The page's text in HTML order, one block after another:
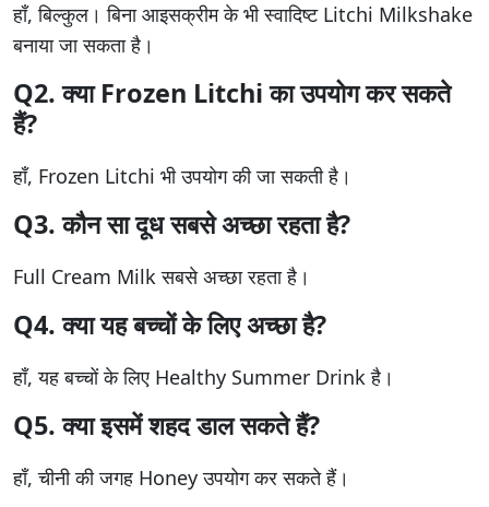
हाँ, बिल्कुल। बिना आइसक्रीम के भी स्वादिष्ट Litchi Milkshake
बनाया जा सकता है।
Q2. क्या Frozen Litchi का उपयोग कर सकते
हैं?
हाँ, Frozen Litchi भी उपयोग की जा सकती है।
Q3. कौन सा दूध सबसे अच्छा रहता है?
Full Cream Milk सबसे अच्छा रहता है।
Q4. क्या यह बच्चों के लिए अच्छा है?
हाँ, यह बच्चों के लिए Healthy Summer Drink है।
Q5. क्या इसमें शहद डाल सकते हैं?
हाँ, चीनी की जगह Honey उपयोग कर सकते हैं।